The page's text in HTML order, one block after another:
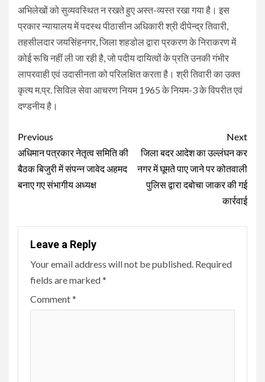
अभिलेखों को सुव्यवस्थित न रखते हुए अस्त-व्यस्त रखा गया है। इस
प्रकार न्यायालय में पदस्थ पीठासीन अधिकारी श्री दीपेन्द्र तिवारी,
तहसीलदार जयसिंहनगर, जिला शहडोल द्वारा प्रकरण के निराकरण में
कोई रूचि नहीं ली जा रही है, जो पदीय दायित्वों के प्रति उनकी गंभीर
लापरवाही एवं उदासीनता को परिलक्षित करता है। श्री तिवारी का उक्त
कृत्य म.प्र. सिविल सेवा आचरण नियम 1965 के नियम-3 के विपरीत एवं
दण्डनीय है।
Continue
Reading
Previous
अधिमान पत्रकार नेतृत्व समिति की
बैठक बिजुरी में संपन्न जावेद अहमद
बनाए गए संभागीय अध्यक्ष
Next
जिला बदर आदेश का उल्लंघन कर
नगर में घूमते पाए जाने पर कोतवाली
पुलिस द्वारा दबोचा जाकर की गई
कार्रवाई
Leave a Reply
Your email address will not be published. Required
fields are marked*
Comment*